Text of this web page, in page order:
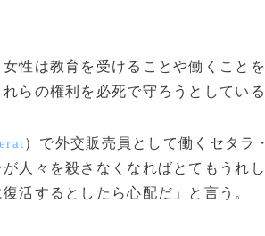
性は教育を受けることや働くこと
らの権利を必死で守ろうとしている
）で外交販売員として働くセタラ
が人々を殺さなくなればとてもうれ
活するとしたら心配だ」と言う。